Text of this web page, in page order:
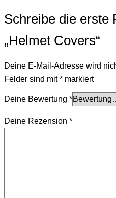
Schreibe die erste
„Helmet Covers“
Deine E-Mail-Adresse wird
Felder sind mit* markiert
Deine Bewertung *
Deine Rezension *